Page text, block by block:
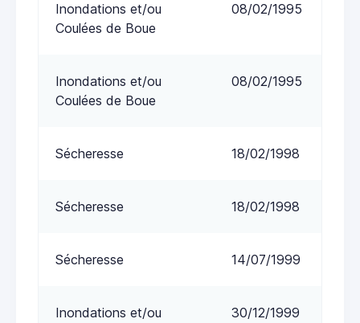
Inondations et/ou
Coulées de Boue
08/02/1995
Inondations et/ou
Coulées de Boue
08/02/1995
Sécheresse 18/02/1998
Sécheresse 18/02/1998
Sécheresse 14/07/1999
Inondations et/ou
30/12/1999